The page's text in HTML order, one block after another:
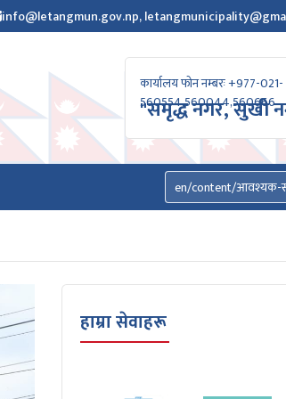
info@letangmun.gov.np,
कार्यालय फोन नम्बरः +977-021-
560554,560044,560666
"समृद्ध नगर, सुखी
खोज्नुहोस्
हाम्रा सेवाहरू